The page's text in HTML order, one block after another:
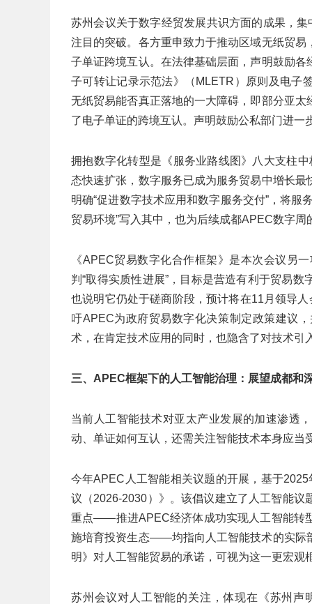
苏州会议关于数字经贸发展共识方面的成果，
注目的突破。各方重申致力于推动区域无纸贸
子单证跨境互认。在法律基础层面，声明鼓励
子可转让记录示范法》（MLETR）原则及电子
无纸贸易能否真正落地的一大障碍，即部分亚
了电子单证的跨境互认。声明鼓励公私部门进一
拥抱数字化转型是《服务业路线图》八大支柱
态快速扩张，数字服务已成为服务贸易中增长
明确“促进数字技术应用和数字服务交付”，将
贸易环境”写入其中，也为后续成都APEC数字
《APEC贸易数字化合作框架》是本次会议另
判“取得实质性进展”，目标是营造有利于贸易
也说明它仍处于磋商阶段，预计将在11月领导
吁APEC为政府贸易数字化决策制定政策建议
术，在肯定技术应用的同时，也隐含了对技术引
三、APEC框架下的人工智能治理：展望成都和
当前人工智能技术对亚太产业发展的加速渗
动、单证如何互认，还需关注智能技术本身应
今年APEC人工智能相关议题的开展，基于
议（2026-2030）》。该倡议建立了人工智能
重点——推进APEC经济体成功实现人工智能转
施培育投资生态——均指向人工智能技术的实际
明》对人工智能贸易的承诺，可视为这一更宏观
苏州会议对人工智能的关注，体现在《苏州